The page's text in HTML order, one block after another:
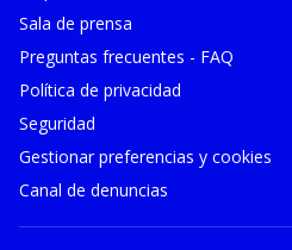
Sala de prensa
Preguntas frecuentes - FAQ
Política de privacidad
Seguridad
Gestionar preferencias y cookies
Canal de denuncias